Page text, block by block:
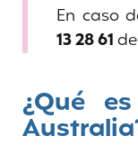
En caso
13 28 61
¿Qué